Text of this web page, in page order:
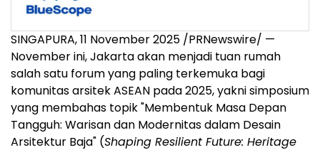
SINGAPURA,11 November 2025 /PRNewswire/ —
November ini,Jakartaakan menjadi tuan rumah
salah satu forumyang paling terkemuka bagi
komunitas arsitek ASEAN pada 2025, yakni simposium
yang membahas topik "Membentuk Masa Depan
Tangguh: Warisan dan Modernitas dalam Desain
Arsitektur Baja" (Shaping Resilient Future: Heritage